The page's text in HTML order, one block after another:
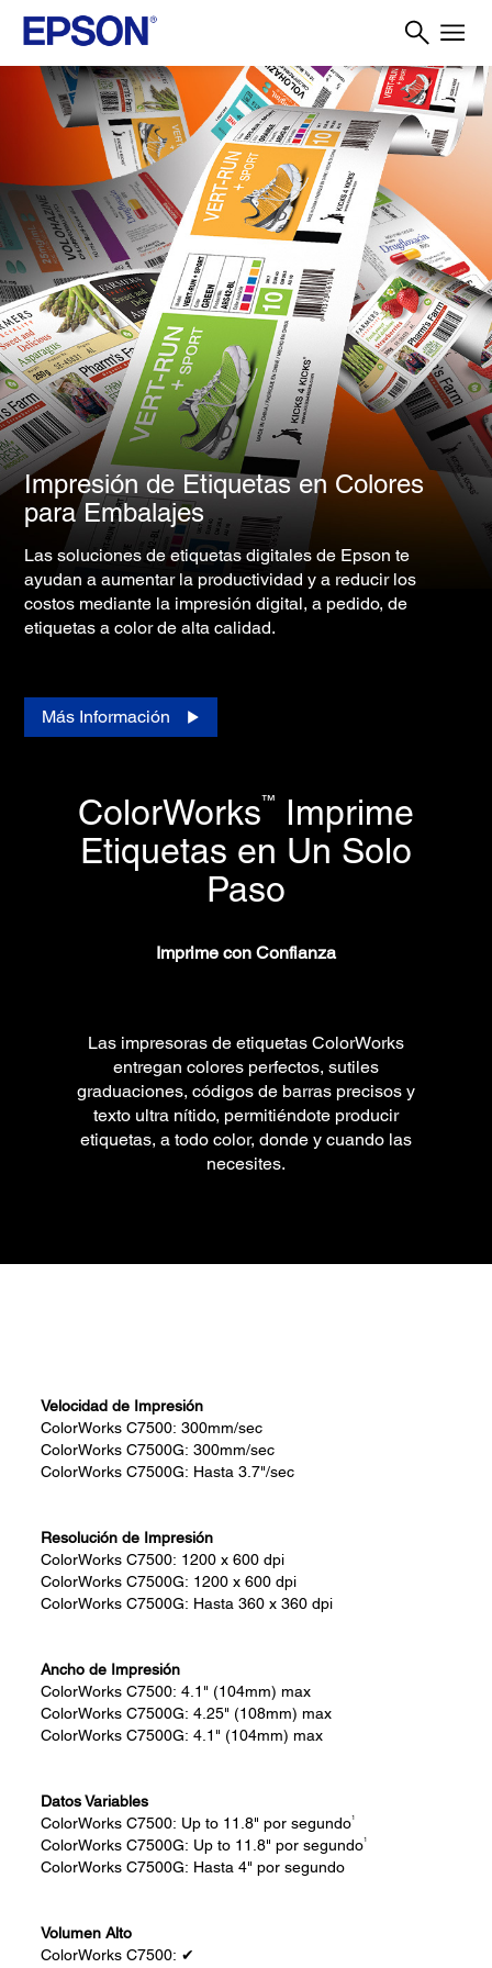
Impresión de Etiquetas en Colores
para Embalajes
Las soluciones de etiquetas digitales de Epson te
ayudan a aumentar la productividad y a reducir los
costos mediante la impresión digital, a pedido, de
etiquetas a color de alta calidad.
Más Información
ColorWorks™
Imprime
Etiquetas en Un Solo
Paso
Imprime con Confianza
Las impresoras de etiquetas ColorWorks
entregan colores perfectos, sutiles
graduaciones, códigos de barras precisos y
texto ultra nítido, permitiéndote producir
etiquetas, a todo color, donde y cuando las
necesites.
Velocidad de Impresión
ColorWorks C7500: 300mm/sec
ColorWorks C7500G: 300mm/sec
ColorWorks C7500G: Hasta 3.7"/sec
Resolución de Impresión
ColorWorks C7500: 1200 x 600 dpi
ColorWorks C7500G: 1200 x 600 dpi
ColorWorks C7500G: Hasta360 x 360 dpi
Ancho de Impresión
ColorWorks C7500: 4.1" (104mm) max
ColorWorks C7500G: 4.25" (108mm) max
ColorWorks C7500G: 4.1" (104mm) max
Datos Variables
ColorWorks C7500: Up to 11.8" por segundo1
ColorWorks C7500G: Up to 11.8" por segundo1
ColorWorks C7500G: Hasta 4" por segundo
Volumen Alto
ColorWorks C7500: ✔